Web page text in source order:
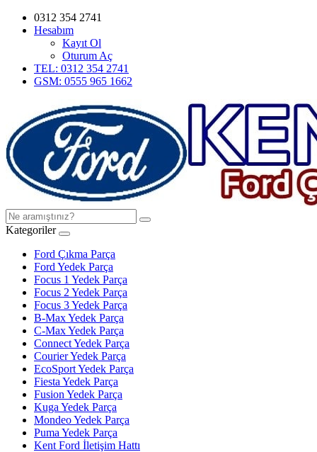
0312 354 2741
Hesabım
Kayıt Ol
Oturum Aç
TEL: 0312 354 2741
GSM: 0555 965 1662
Kategoriler
Ford Çıkma Parça
Ford Yedek Parça
Focus 1 Yedek Parça
Focus 2 Yedek Parça
Focus 3 Yedek Parça
B-Max Yedek Parça
C-Max Yedek Parça
Connect Yedek Parça
Courier Yedek Parça
EcoSport Yedek Parça
Fiesta Yedek Parça
Fusion Yedek Parça
Kuga Yedek Parça
Mondeo Yedek Parça
Puma Yedek Parça
Kent Ford İletişim Hattı